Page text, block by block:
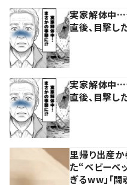
実家解体中…
直後、目撃し
実家解体中…
直後、目撃し
里帰り出産
た“ベビーベ
ぎるww」「